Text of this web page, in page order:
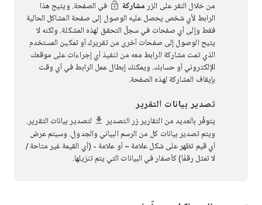
من خلال النقر على الزر مشاركة
في الصفحة. ويتيح هذا
الرابط لأي شخص يحصل عليه الوصول إلى صفحة المشاكل الحالية
فقط وإلى أي صفحات في سجلّ التحقق لهذه المشكلة. ولكنه لا
يتيح الوصول إلى صفحات أخرى من تقريرك أو تمكين المستخدم
الذي تمت مشاركة الرابط معه من تنفيذ أي إجراءات على موقعك
الإلكتروني أو حسابك. ويمكنك إبطال عمل الرابط في أي وقت
بإيقاف المشاركة لهذه الصفحة.
تصدير بيانات التقرير
يتوفّر بالعديد من التقارير زر التصدير
لتصدير بيانات التقرير.
ويتم تصدير بيانات كل من الرسم البياني والجدول. وسيتم عرض
أي قيم تظهر على شكل علامة ~ أو علامة - (أي القيمة غير متاحة /
لا تمثل رقمًا) كأصفار في البيانات التي يتم تنزيلها.